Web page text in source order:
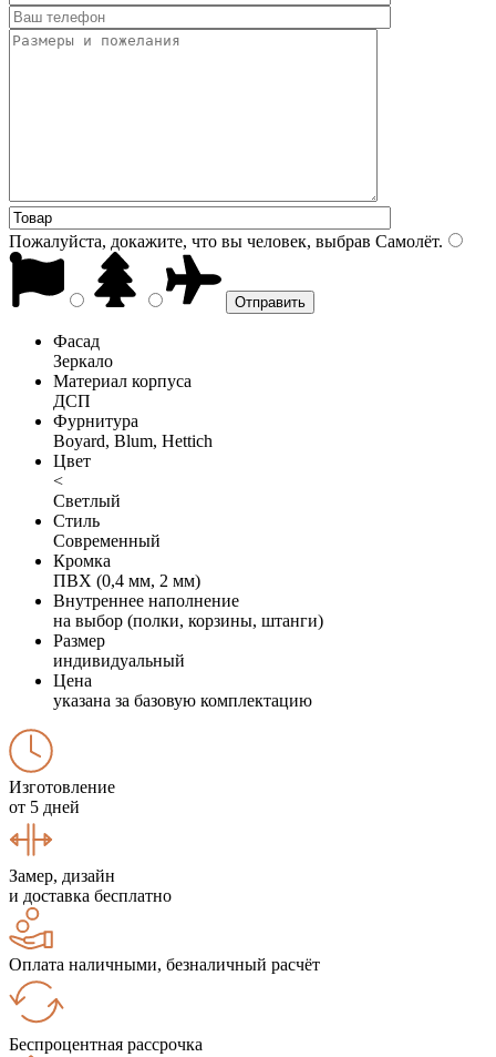
Пожалуйста, докажите, что вы человек, выбрав Самолёт.
Фасад
Зеркало
Материал корпуса
ДСП
Фурнитура
Boyard, Blum, Hettich
Цвет
<
Светлый
Стиль
Современный
Кромка
ПВХ (0,4 мм, 2 мм)
Внутреннее наполнение
на выбор (полки, корзины, штанги)
Размер
индивидуальный
Цена
указана за базовую комплектацию
Изготовление
от 5 дней
Замер, дизайн
и доставка бесплатно
Оплата наличными, безналичный расчёт
Беспроцентная рассрочка